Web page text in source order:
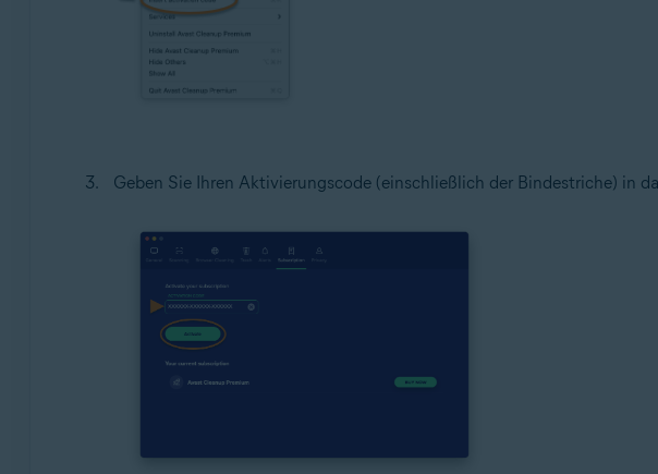
Geben Sie Ihren Aktivierungscode (einschließlich der Bindestriche) in